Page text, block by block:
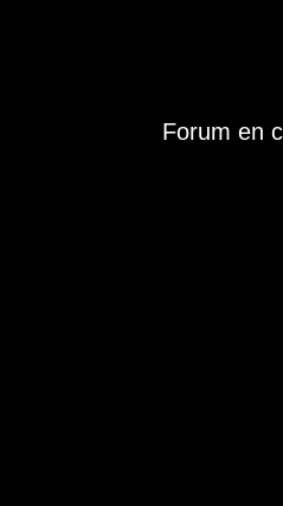
Forum en